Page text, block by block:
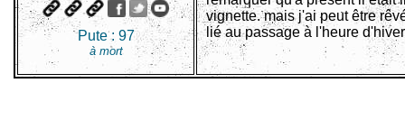
Pute : 97
à mort
vignette. mais j'ai peut être
lié au passage à l'heure